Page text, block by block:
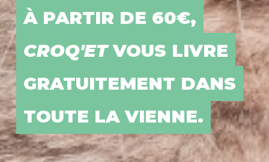
À PARTIR DE 60€,
CROQ'ETVOUS LIVRE
GRATUITEMENT DANS
TOUTE LA VIENNE.
CROQ'ETPROPOSE LE
MEILLEUR POUR VOS
CHIENS ET VOS
CHATS.